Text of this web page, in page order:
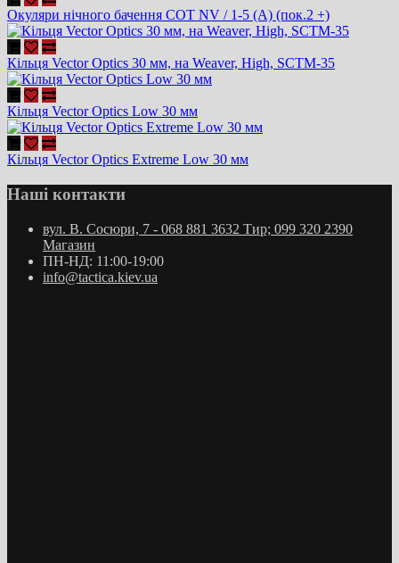
Окуляри нічного бачення COT NV / 1-5 (A) (пок.2 +)
Кільця Vector Optics 30 мм, на Weaver, High, SCTM-35
Кільця Vector Optics Low 30 мм
Кільця Vector Optics Extreme Low 30 мм
Наші контакти
вул. В. Сосюри, 7 - 068 881 3632 Тир; 099 320 2390
Магазин
ПН-НД: 11:00-19:00
info@tactica.kiev.ua